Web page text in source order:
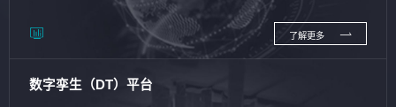
了解更多
数字孪生（DT）平台